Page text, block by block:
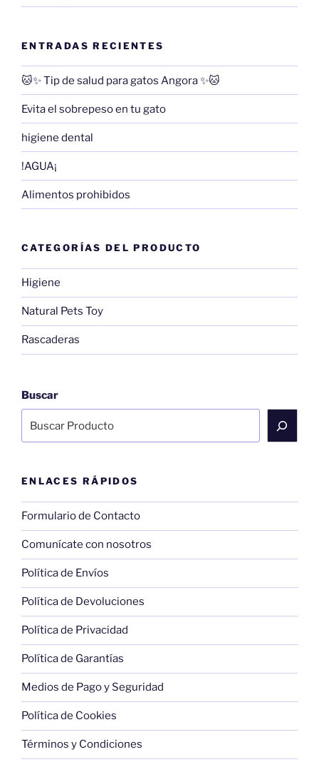
ENTRADAS RECIENTES
🐱✨ Tip de salud para gatos Angora ✨🐱
Evita el sobrepeso en tu gato
higiene dental
!AGUA¡
Alimentos prohibidos
CATEGORÍAS DEL PRODUCTO
Higiene
Natural Pets Toy
Rascaderas
Buscar
ENLACES RÁPIDOS
Formulario de Contacto
Comunícate con nosotros
Política de Envíos
Política de Devoluciones
Política de Privacidad
Política de Garantías
Medios de Pago y Seguridad
Política de Cookies
Términos y Condiciones